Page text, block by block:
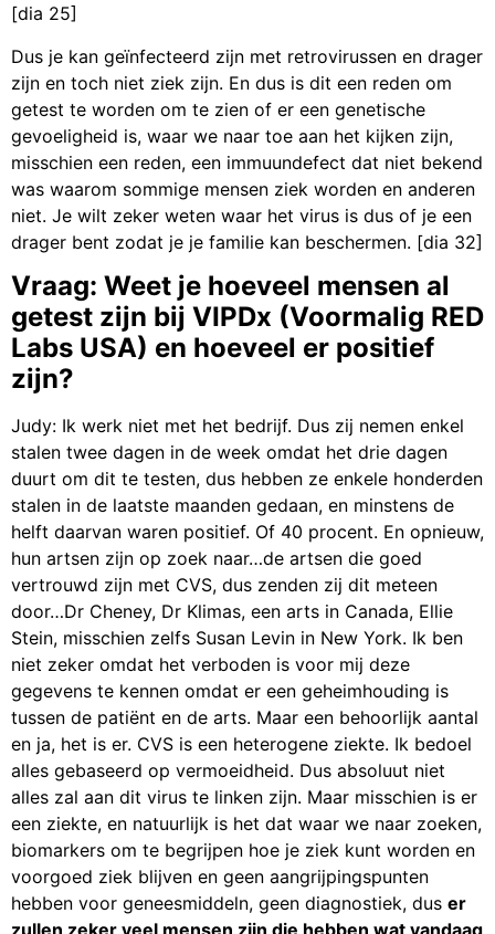
[dia 25]
Dus je kan geïnfecteerd zijn met retrovirussen en drager
zijn en toch niet ziek zijn. En dus is dit een reden om
getest te worden om te zien of er een genetische
gevoeligheid is, waar we naar toe aan het kijken zijn,
misschien een reden, een immuundefect dat niet bekend
was waarom sommige mensen ziek worden en anderen
niet. Je wilt zeker weten waar het virus is dus of je een
drager bent zodat je je familie kan beschermen. [dia 32]
Vraag: Weet je hoeveel mensen al
getest zijn bij VIPDx (Voormalig RED
Labs USA) en hoeveel er positief
zijn?
Judy: Ik werk niet met het bedrijf. Dus zij nemen enkel
stalen twee dagen in de week omdat het drie dagen
duurt om dit te testen, dus hebben ze enkele honderden
stalen in de laatste maanden gedaan, en minstens de
helft daarvan waren positief. Of 40 procent. En opnieuw,
hun artsen zijn op zoek naar…de artsen die goed
vertrouwd zijn met CVS, dus zenden zij dit meteen
door…Dr Cheney, Dr Klimas, een arts in Canada, Ellie
Stein, misschien zelfs Susan Levin in New York. Ik ben
niet zeker omdat het verboden is voor mij deze
gegevens te kennen omdat er een geheimhouding is
tussen de patiënt en de arts. Maar een behoorlijk aantal
en ja, het is er. CVS is een heterogene ziekte. Ik bedoel
alles gebaseerd op vermoeidheid. Dus absoluut niet
alles zal aan dit virus te linken zijn. Maar misschien is er
een ziekte, en natuurlijk is het dat waar we naar zoeken,
biomarkers om te begrijpen hoe je ziek kunt worden en
voorgoed ziek blijven en geen aangrijpingspunten
hebben voor geneesmiddeln, geen diagnostiek, dus er
zullen zeker veel mensen zijn die hebben wat vandaag